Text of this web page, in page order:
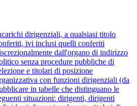
dirigenziali, a qualsiasi titolo
ivi inclusi quelli conferiti
dall'organo di indirizzo
senza procedure pubbliche di
e titolari di posizione
con funzioni dirigenziali (da
in tabelle che distinguano le
situazioni: dirigenti, dirigenti